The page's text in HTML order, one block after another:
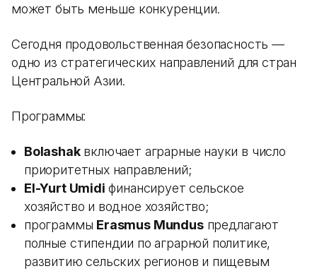
может быть меньше конкуренции.
Сегодня продовольственная безопасность —
одно из стратегических направлений для стран
Центральной Азии.
Программы:
Bolashakвключает аграрные науки в число
приоритетных направлений;
El-Yurt Umidi финансирует сельское
хозяйство и водное хозяйство;
программы Erasmus Mundusпредлагают
полные стипендии по аграрной политике,
развитию сельских регионов и пищевым